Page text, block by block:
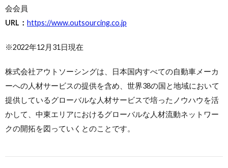
会会員
URL： https://www.outsourcing.co.jp
※2022年12月31日現在
株式会社アウトソーシングは、日本国内すべての自動車メーカ
ーへの人材サービスの提供を含め、世界38の国と地域において
提供しているグローバルな人材サービスで培ったノウハウを活
かして、中東エリアにおけるグローバルな人材流動ネットワー
クの開拓を図っていくとのことです。